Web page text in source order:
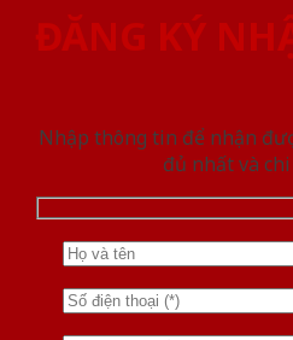
ĐĂNG KÝ
Nhập thông tin để nhận
đủ nhất và